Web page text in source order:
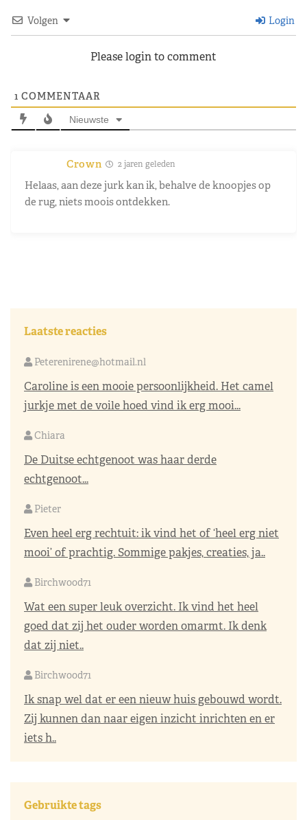
Volgen Login
Please login to comment
1 COMMENTAAR
Nieuwste
Crown 2 jaren geleden
Helaas, aan deze jurk kan ik, behalve de knoopjes op
de rug, niets moois ontdekken.
Laatste reacties
Peterenirene@hotmail.nl
Caroline is een mooie persoonlijkheid. Het camel
jurkje met de voile hoed vind ik erg mooi...
Chiara
De Duitse echtgenoot was haar derde
echtgenoot...
Pieter
Even heel erg rechtuit: ik vind het of ‘heel erg niet
mooi’ of prachtig. Sommige pakjes, creaties, ja..
Birchwood71
Wat een super leuk overzicht. Ik vind het heel
goed dat zij het ouder worden omarmt. Ik denk
dat zij niet..
Birchwood71
Ik snap wel dat er een nieuw huis gebouwd wordt.
Zij kunnen dan naar eigen inzicht inrichten en er
iets h..
Gebruikte tags